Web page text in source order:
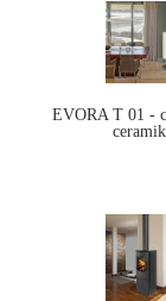
EVORA T 01 -